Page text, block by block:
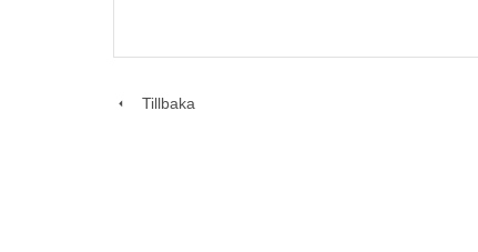
Tillbaka